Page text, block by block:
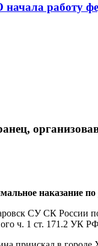
работу
наказание по
СУ СК России
ч. 1 ст. 171.2 УК